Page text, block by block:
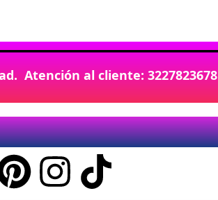
Atención al cliente: 3227823678